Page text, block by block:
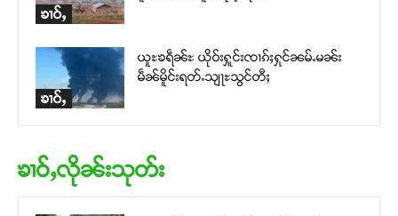
ၶၢဝ်ႇ
ၶၢဝ်ႇ
ယူႊၶရဵၼ်ႊ ယိုဝ်းႁူင်းၸၢၵ်ႈႁုင်ၼမ်ႉမၼ်း
မဵၼ်မိူင်းရတ်ႉသျႃႊသွင်တီႈ
ၶၢဝ်ႇလိုၼ်းသုတ်း